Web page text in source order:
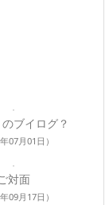
ブイログ？
07月01日）
対面
09月17日）